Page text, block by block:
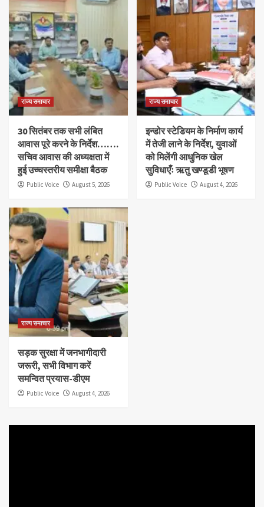
राज्य समाचार
30 सितंबर तक सभी लंबित
आवास पूरे करने के निर्देश…….
सचिव आवास की अध्यक्षता में
हुई उच्चस्तरीय समीक्षा बैठक
Public Voice August 5, 2026
राज्य समाचार
इन्डोर स्टेडियम के निर्माण कार्य
में तेजी लाने के निर्देश, युवाओं
को मिलेंगी आधुनिक खेल
सुविधाएँः ऋतु खण्डूडी भूषण
Public Voice August 4, 2026
राज्य समाचार
सड़क सुरक्षा में जनभागीदारी
जरूरी, सभी विभाग करें
समन्वित प्रयास-डीएम
Public Voice August 4, 2026